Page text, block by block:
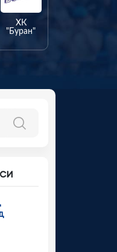
ХК
"Буран"